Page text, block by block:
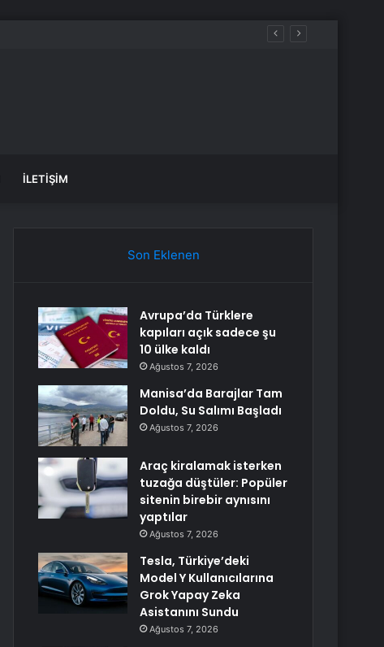
İLETIŞIM
Son Eklenen
Avrupa’da Türklere
kapıları açık sadece şu
10 ülke kaldı
Ağustos 7, 2026
Manisa’da Barajlar Tam
Doldu, Su Salımı Başladı
Ağustos 7, 2026
Araç kiralamak isterken
tuzağa düştüler: Popüler
sitenin birebir aynısını
yaptılar
Ağustos 7, 2026
Tesla, Türkiye’deki
Model Y Kullanıcılarına
Grok Yapay Zeka
Asistanını Sundu
Ağustos 7, 2026